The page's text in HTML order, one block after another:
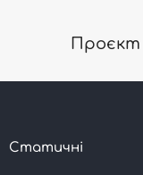
Проєкт
Статичні